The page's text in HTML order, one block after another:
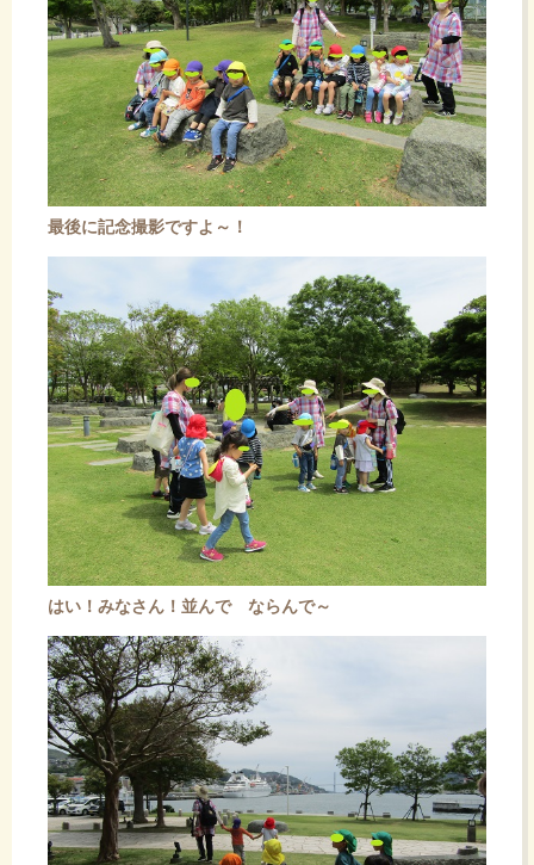
最後に記念撮影ですよ～！
はい！みなさん！並んで ならんで～